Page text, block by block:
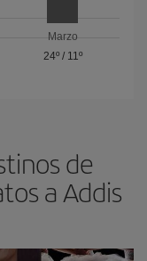
Marzo
24º/ 11º
de
a Addis